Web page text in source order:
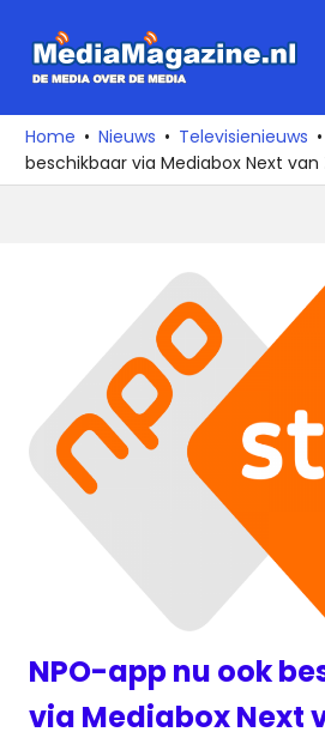
naar
media
over
de
Home Nieuws Televisienieuws
beschikbaar via Mediabox Next van
NPO-app nu ook
via Mediabox Next